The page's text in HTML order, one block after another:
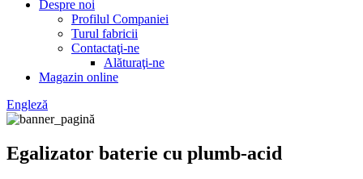
Despre noi
Profilul Companiei
Turul fabricii
Contactaţi-ne
Alăturaţi-ne
Magazin online
Engleză
Egalizator baterie cu plumb-acid